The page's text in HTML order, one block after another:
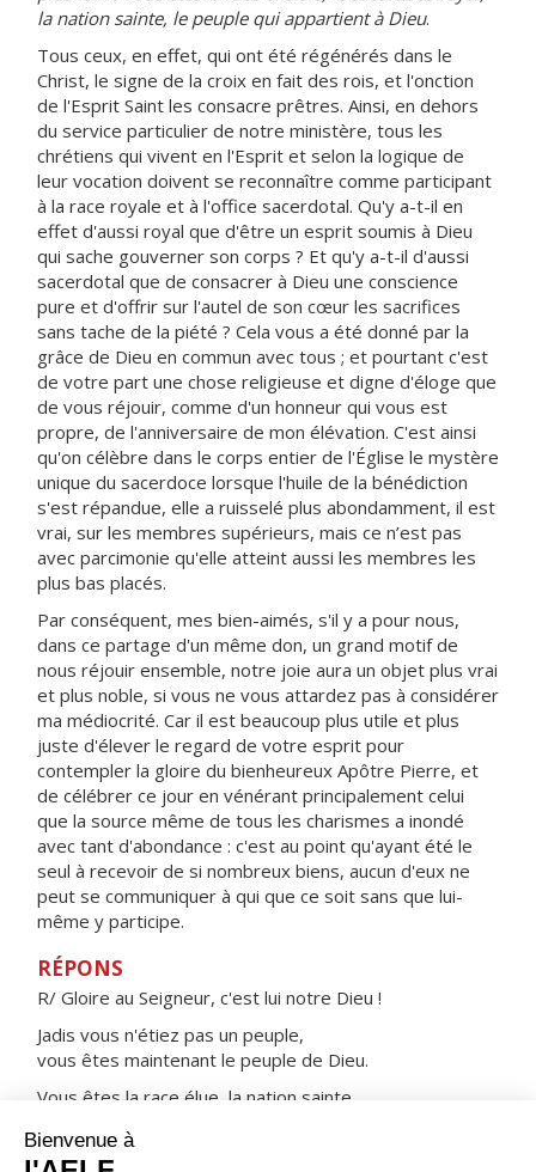
la nation sainte, le peuple qui appartient à Dieu.
Tous ceux, en effet, qui ont été régénérés dans le
Christ, le signe de la croix en fait des rois, et l'onction
de l'Esprit Saint les consacre prêtres. Ainsi, en dehors
du service particulier de notre ministère, tous les
chrétiens qui vivent en l'Esprit et selon la logique de
leur vocation doivent se reconnaître comme participant
à la race royale et à l'office sacerdotal. Qu'y a-t-il en
effet d'aussi royal que d'être un esprit soumis à Dieu
qui sache gouverner son corps ? Et qu'y a-t-il d'aussi
sacerdotal que de consacrer à Dieu une conscience
pure et d'offrir sur l'autel de son cœur les sacrifices
sans tache de la piété ? Cela vous a été donné par la
grâce de Dieu en commun avec tous ; et pourtant c'est
de votre part une chose religieuse et digne d'éloge que
de vous réjouir, comme d'un honneur qui vous est
propre, de l'anniversaire de mon élévation. C'est ainsi
qu'on célèbre dans le corps entier de l'Église le mystère
unique du sacerdoce lorsque l'huile de la bénédiction
s'est répandue, elle a ruisselé plus abondamment, il est
vrai, sur les membres supérieurs, mais ce n’est pas
avec parcimonie qu'elle atteint aussi les membres les
plus bas placés.
Par conséquent, mes bien-aimés, s'il y a pour nous,
dans ce partage d'un même don, un grand motif de
nous réjouir ensemble, notre joie aura un objet plus vrai
et plus noble, si vous ne vous attardez pas à considérer
ma médiocrité. Car il est beaucoup plus utile et plus
juste d'élever le regard de votre esprit pour
contempler la gloire du bienheureux Apôtre Pierre, et
de célébrer ce jour en vénérant principalement celui
que la source même de tous les charismes a inondé
avec tant d'abondance : c'est au point qu'ayant été le
seul à recevoir de si nombreux biens, aucun d'eux ne
peut se communiquer à qui que ce soit sans que lui-
même y participe.
RÉPONS
R/ Gloire au Seigneur, c'est lui notre Dieu !
Jadis vous n'étiez pas un peuple,
vous êtes maintenant le peuple de Dieu.
Vous êtes la race élue, la nation sainte,